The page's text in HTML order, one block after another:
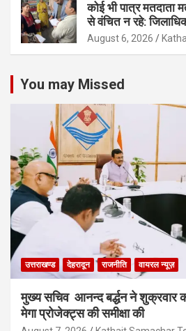
कोई भी पात्र मतदाता
से वंचित न रहे:
August 6, 2026
You may Missed
उत्तराखण्ड देहरादून राजनीति वायरल न्यूज़
मुख्य सचिव आनन्द बर्द्धन ने शुक्रवार
मेगा प्रोजेक्ट्स की समीक्षा की